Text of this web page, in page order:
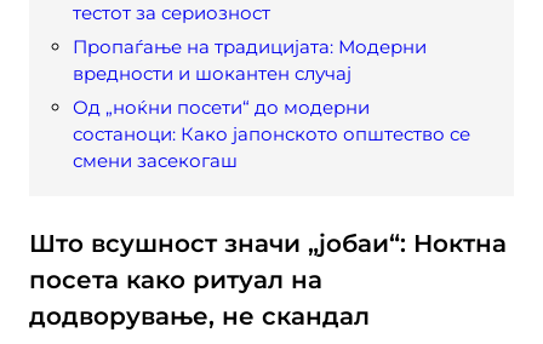
тестот за сериозност
Пропаѓање на традицијата: Модерни
вредности и шокантен случај
Од „ноќни посети“ до модерни
состаноци: Како јапонското општество се
смени засекогаш
Што всушност значи „јобаи“: Ноктна
посета како ритуал на
додворување, не скандал